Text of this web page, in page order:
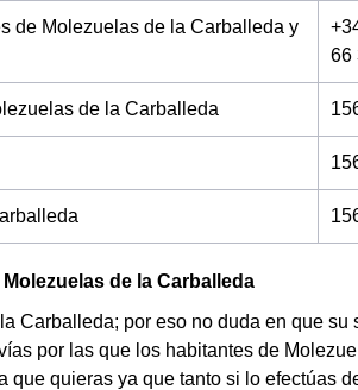
de Molezuelas de la Carballeda y
66
de la Carballeda
de la Carballeda
Carballeda; por eso no duda en que su
por las que los habitantes de
quieras ya que tanto si lo efectúas